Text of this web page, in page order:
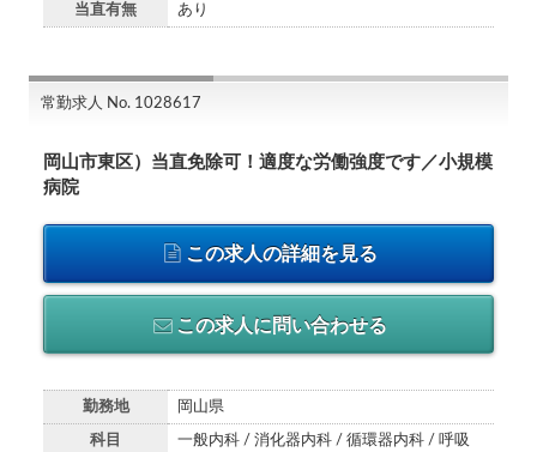
当直有無 あり
常勤求人 No. 1028617
岡山市東区）当直免除可！適度な労働強度です／小規模
病院
この求人の詳細を見る
この求人に問い合わせる
勤務地 岡山県
科目 一般内科 / 消化器内科 / 循環器内科 / 呼吸